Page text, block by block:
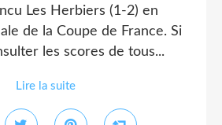
Les Herbiers (1-2) en
de la Coupe de France. Si
les scores de tous...
Lire la suite